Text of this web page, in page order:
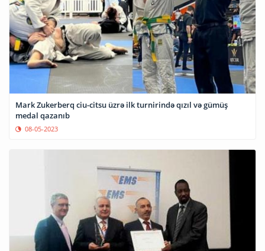
Mark Zukerberq ciu-citsu üzrə ilk turnirində qızıl və gümüş
medal qazanıb
08-05-2023